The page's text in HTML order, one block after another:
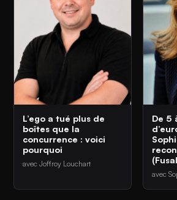
L’ego a tué plus de
boîtes que la
concurrence : voici
pourquoi
avec Joffroy Louchart
De 5
avec